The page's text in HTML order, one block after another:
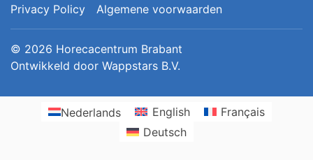
Privacy Policy Algemene voorwaarden
© 2026 Horecacentrum Brabant
Ontwikkeld door Wappstars B.V.
Nederlands English
Français
Deutsch